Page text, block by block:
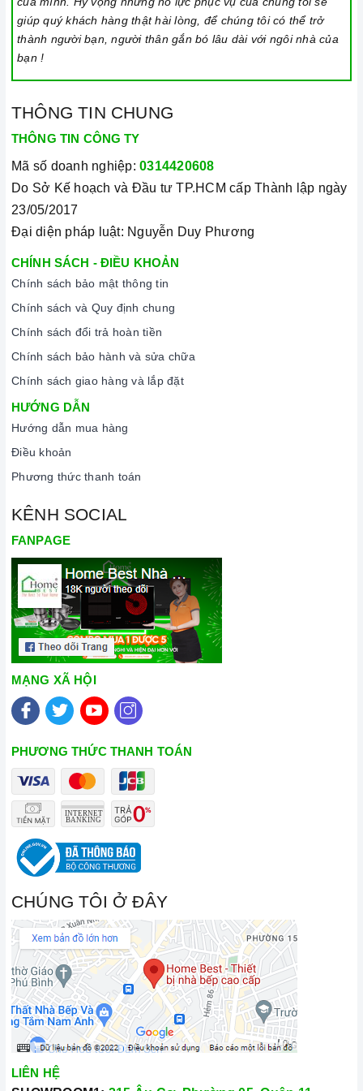
Vận chuyển lắp đặt nhanh chóng:Đội ngũ tư vấn viên,
nhân viên và kỹ thuật viên chuyên nghiệp, tận tâm sẽ đồng
hành cùng quý khách trong quá trình mua sắm và sử dụng
Đến với Home Best , chúng tôi tự hào cung cấp đến khách
tôi tự tin mang đến cho quý khách hàng dịch vụ chăm sóc
khách hàng tận tâm và chính sách bảo hành, hậu mãi chuyên
nghiệp nhất.
chữa thiết bị nhà bếp cao cấp
THÔNG SỐ KỸ THUẬT
Mã sản phẩm
Bảo hành
Chất liệu Thép không gỉ
Điều khiển Nút nhấn
Công suất rửa
Lượng nước tiêu
Độ ồn
Dòng điện
Kích thước sản
Chương trình rửa
6 chương trình rửa: Rửa chuyên
sâu 70oC, Rửa tự động 45
- 65oC, Eco 50oC, Rửa ly 40oC,
Rửa nhanh 45oC, Tráng
4 chương trình bổ sung: Tăng
tốc độ rửa, Rửa nửa tải, Vùng
giúp quý khách hàng thật hài lòng, để chúng tôi có thể trở
thành người bạn, người thân gắn bó lâu dài với ngôi nhà của
bạn !
THÔNG TIN CHUNG
THÔNG TIN CÔNG TY
Mã số doanh nghiệp: 0314420608
Do Sở Kế hoạch và Đầu tư TP.HCM cấp Thành lập ngày
23/05/2017
Đại diện pháp luật: Nguyễn Duy Phương
CHÍNH SÁCH - ĐIỀU KHOẢN
Chính sách bảo mật thông tin
Chính sách và Quy định chung
Chính sách đổi trả hoàn tiền
Chính sách bảo hành và sửa chữa
Chính sách giao hàng và lắp đặt
HƯỚNG DẪN
Hướng dẫn mua hàng
Điều khoản
Phương thức thanh toán
KÊNH SOCIAL
FANPAGE
MẠNG XÃ HỘI
PHƯƠNG THỨC THANH TOÁN
CHÚNG TÔI Ở ĐÂY
LIÊN HỆ